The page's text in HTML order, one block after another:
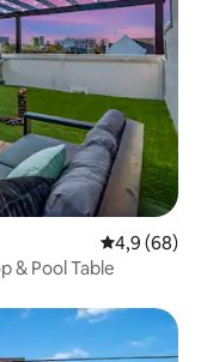
4,9 de uma
4,9 (68)
& Pool Table